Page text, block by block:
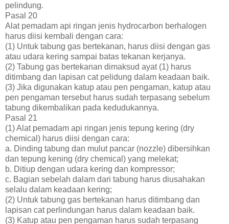
pelindung.
Pasal 20
Alat pemadam api ringan jenis hydrocarbon berhalogen
harus diisi kernbali dengan cara:
(1) Untuk tabung gas bertekanan, harus diisi dengan gas
atau udara kering sampai batas tekanan kerjanya.
(2) Tabung gas bertekanan dimaksud ayat (1) harus
ditimbang dan lapisan cat pelidung dalam keadaan baik.
(3) Jika digunakan katup atau pen pengaman, katup atau
pen pengaman tersebut harus sudah terpasang sebelum
tabung dikembalikan pada kedudukannya.
Pasal 21
(1) Alat pemadam api ringan jenis tepung kering (dry
chemical) harus diisi dengan cara:
a. Dinding tabung dan mulut pancar (nozzle) dibersihkan
dan tepung kening (dry chemical) yang melekat;
b. Ditiup dengan udara kering dan kompressor;
c. Bagian sebelah dalam dari tabung harus diusahakan
selalu dalam keadaan kering;
(2) Untuk tabung gas bertekanan harus ditimbang dan
lapisan cat perlindungan harus dalam keadaan baik.
(3) Katup atau pen pengaman harus sudah terpasang